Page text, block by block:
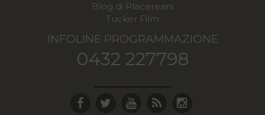
Blog di Placereani
Tucker Film
INFOLINE PROGRAMMAZIONE
0432 227798